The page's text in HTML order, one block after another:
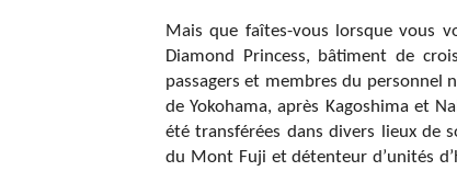
Mais que faîtes-vous lorsque vous
Diamond Princess, bâtiment de
passagers et membres du personnel
de Yokohama, après Kagoshima et
été transférées dans divers lieux de
du Mont Fuji et détenteur d’unités